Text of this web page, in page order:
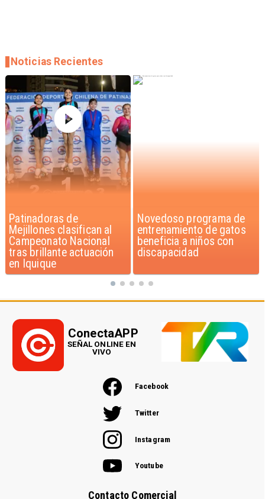
Novedoso programa de
entrenamiento de gatos
beneficia a niños con
discapacidad
Alarmante hábito en
jóvenes de 13 a 15 años
según encuesta del
Minsal
Noticias Recientes
Facebook
Twitter
Instagram
Youtube
Contacto Comercial
ConectaAPP
SEÑAL ONLINE EN
VIVO